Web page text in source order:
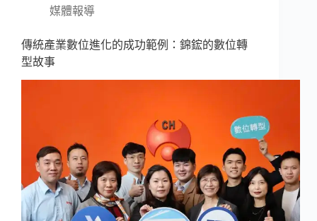
媒體報導
傳統產業數位進化的成功範例：錦鋐的數位轉
型故事